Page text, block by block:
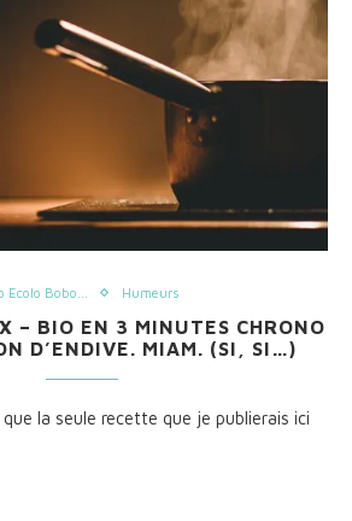
Ecolo Bobo... Humeurs
– BIO EN 3 MINUTES CHRONO
D’ENDIVE. MIAM. (SI, SI…)
la seule recette que je publierais ici